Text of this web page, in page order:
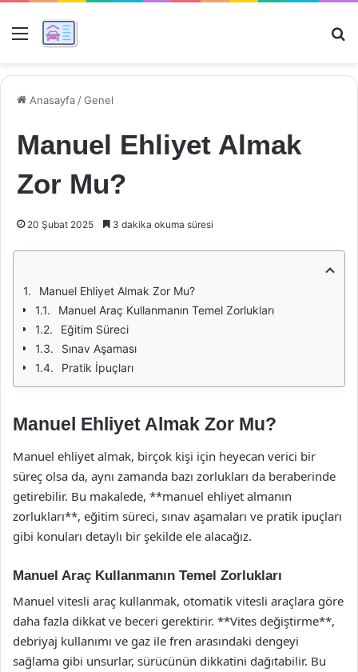
Menü
Anasayfa /Genel
Manuel Ehliyet Almak
Zor Mu?
20 Şubat 2025 3 dakika okuma süresi
Manuel Ehliyet Almak Zor Mu?
Manuel Araç Kullanmanın Temel Zorlukları
Eğitim Süreci
Sınav Aşaması
Pratik İpuçları
Manuel Ehliyet Almak Zor Mu?
Manuel ehliyet almak, birçok kişi için heyecan verici bir
süreç olsa da, aynı zamanda bazı zorlukları da beraberinde
getirebilir. Bu makalede, **manuel ehliyet almanın
zorlukları**, eğitim süreci, sınav aşamaları ve pratik ipuçları
gibi konuları detaylı bir şekilde ele alacağız.
Manuel Araç Kullanmanın Temel Zorlukları
Manuel vitesli araç kullanmak, otomatik vitesli araçlara göre
daha fazla dikkat ve beceri gerektirir. **Vites değiştirme**,
debriyaj kullanımı ve gaz ile fren arasındaki dengeyi
sağlama gibi unsurlar, sürücünün dikkatini dağıtabilir. Bu